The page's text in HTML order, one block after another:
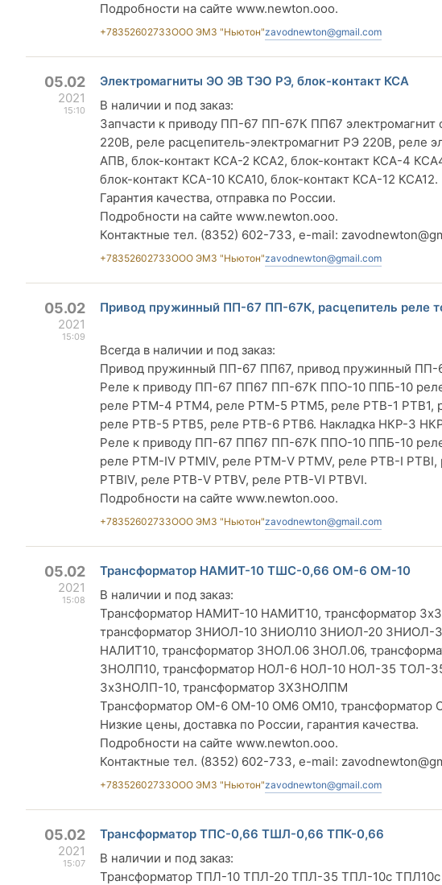
Подробности на сайте www.newton.ooo.
+78352602733ООО ЭМЗ "Ньютон"zavodnewton@gmail.com
05.02
2021
15:10
Электромагниты ЭО ЭВ ТЭО РЭ, блок-контакт КСА
В наличии и под заказ:
Запчасти к приводу ПП-67 ПП-67К ПП67
220В, реле расцепитель-электромагнит РЭ 220В,
АПВ, блок-контакт КСА-2 КСА2, блок-контакт КСА-4
блок-контакт КСА-10 КСА10, блок-контакт КСА-12 КСА12.
Гарантия качества, отправка по России.
Подробности на сайте www.newton.ooo.
Контактные тел. (8352) 602-733, e-mail:
+78352602733ООО ЭМЗ "Ньютон"zavodnewton@gmail.com
05.02
2021
15:09
Привод пружинный ПП-67 ПП-67К, расцепитель реле
Всегда в наличии и под заказ:
Привод пружинный ПП-67 ПП67, привод пружинный
Реле к приводу ПП-67 ПП67 ПП-67К ППО-10 ППБ-10
реле РТМ-4 РТМ4, реле РТМ-5 РТМ5, реле РТВ-1 РТВ1,
реле РТВ-5 РТВ5, реле РТВ-6 РТВ6. Накладка НКР-3
Реле к приводу ПП-67 ПП67 ПП-67К ППО-10 ППБ-10
реле РТМ-IV РТМIV, реле РТМ-V РТМV, реле РТВ-I
РТВIV, реле РТВ-V РТВV, реле РТВ-VI РТВVI.
Подробности на сайте www.newton.ooo.
+78352602733ООО ЭМЗ "Ньютон"zavodnewton@gmail.com
05.02
2021
15:08
Трансформатор НАМИТ-10 ТШС-0,66 ОМ-6 ОМ-10
В наличии и под заказ:
Трансформатор НАМИТ-10 НАМИТ10, трансформатор
трансформатор ЗНИОЛ-10 ЗНИОЛ10 ЗНИОЛ-20
НАЛИТ10, трансформатор ЗНОЛ.06 3НОЛ.06,
ЗНОЛП10, трансформатор НОЛ-6 НОЛ-10 НОЛ-35 ТОЛ-
3хЗНОЛП-10, трансформатор 3ХЗНОЛПМ
Трансформатор ОМ-6 ОМ-10 ОМ6 ОМ10,
Низкие цены, доставка по России, гарантия качества.
Подробности на сайте www.newton.ooo.
Контактные тел. (8352) 602-733, e-mail:
+78352602733ООО ЭМЗ "Ньютон"zavodnewton@gmail.com
05.02
2021
15:07
Трансформатор ТПС-0,66 ТШЛ-0,66 ТПК-0,66
В наличии и под заказ:
Трансформатор ТПЛ-10 ТПЛ-20 ТПЛ-35 ТПЛ-10с